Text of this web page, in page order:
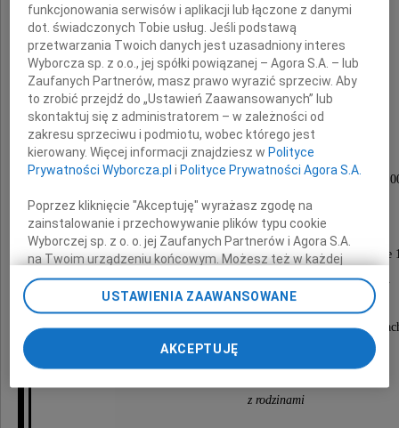
Jerzy Sitarz
lat 75
Msza św. za Zmarłego zostanie odprawiona
w piątek, 18 listopada 2011 roku o godzinie
w kościele parafialnym pw. Maryi Królowej
przy Rynku Wildeckim.
Pogrzeb rozpocznie się tego samego dnia o godzinie
na cmentarzu przy ul. Bluszczowej na Dębcu.
Na zawsze zostaniesz w naszych sercach i
z rodzinami
funkcjonowania serwisów i aplikacji lub łączone z danymi
dot. świadczonych Tobie usług. Jeśli podstawą
przetwarzania Twoich danych jest uzasadniony interes
Wyborcza sp. z o.o., jej spółki powiązanej – Agora S.A. – lub
Zaufanych Partnerów, masz prawo wyrazić sprzeciw. Aby
to zrobić przejdź do „Ustawień Zaawansowanych” lub
skontaktuj się z administratorem – w zależności od
zakresu sprzeciwu i podmiotu, wobec którego jest
kierowany. Więcej informacji znajdziesz w Polityce
Prywatności Wyborcza.pl i Polityce Prywatności Agora S.A.
Poprzez kliknięcie "Akceptuję" wyrażasz zgodę na
zainstalowanie i przechowywanie plików typu cookie
Wyborczej sp. z o. o. jej Zaufanych Partnerów i Agora S.A.
na Twoim urządzeniu końcowym. Możesz też w każdej
chwili zmienić swoje preferencje dot. plików cookie,
ponownie wywołując narzędzie do zarządzania Twoimi
preferencjami dot. przetwarzania danych poprzez
odnośnik „Ustawienia prywatności” w stopce serwisu i
przechodząc do sekcji „Ustawienia zaawansowane”.
Zmiana ustawień plików cookie możliwa jest także za
USTAWIENIA ZAAWANSOWANE
AKCEPTUJĘ